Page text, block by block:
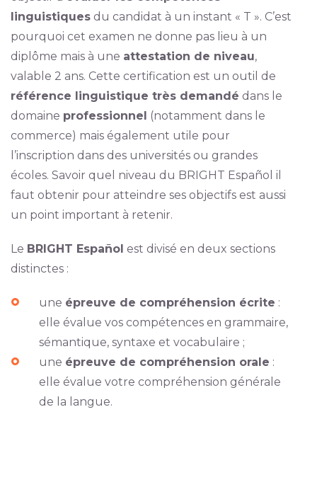
linguistiquesdu candidat à un instant « T ». C’est
pourquoi cet examen ne donne pas lieu à un
diplôme mais à une attestation de niveau,
valable 2 ans. Cette certification est un outil de
référence linguistique très demandé dans le
domaine professionnel (notamment dans le
commerce) mais également utile pour
l’inscription dans des universités ou grandes
écoles. Savoir quel niveau du BRIGHT Español il
faut obtenir pour atteindre ses objectifs est aussi
un point important à retenir.
Le BRIGHT Español est divisé en deux sections
distinctes :
une épreuve de compréhension écrite :
elle évalue vos compétences en grammaire,
sémantique, syntaxe et vocabulaire ;
une épreuve de compréhension orale :
elle évalue votre compréhension générale
de la langue.